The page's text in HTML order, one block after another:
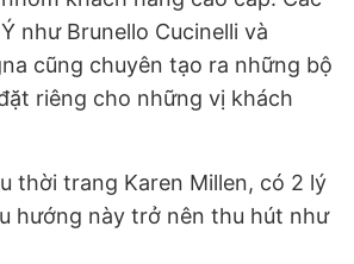
như Brunello Cucinelli và
cũng chuyên tạo ra những bộ
riêng cho những vị khách
thời trang Karen Millen, có 2 lý
hướng này trở nên thu hút như